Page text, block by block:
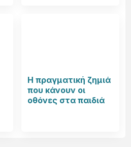
Η πραγματική ζημιά
που κάνουν οι
οθόνες στα παιδιά